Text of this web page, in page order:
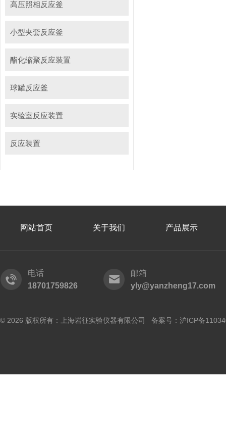
高压照相反应釜
小型夹套反应釜
酯化缩聚反应装置
球罐反应釜
实验室反应装置
反应装置
网站首页 关于我们 产品展示
电话
18701759826
邮箱
yly@yanzheng17.com
© 2026 版权所有：上海岩征实验仪器有限公司 备案号： 沪ICP备